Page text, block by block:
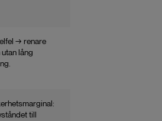
→ renare
lång
till